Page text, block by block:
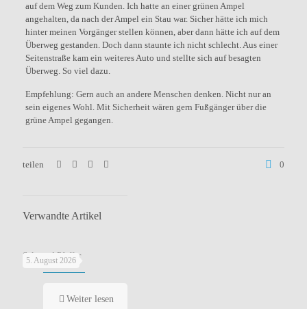
auf dem Weg zum Kunden. Ich hatte an einer grünen Ampel
angehalten, da nach der Ampel ein Stau war. Sicher hätte ich mich
hinter meinen Vorgänger stellen können, aber dann hätte ich auf dem
Überweg gestanden. Doch dann staunte ich nicht schlecht. Aus einer
Seitenstraße kam ein weiteres Auto und stellte sich auf besagten
Überweg. So viel dazu.
Empfehlung: Gern auch an andere Menschen denken. Nicht nur an
sein eigenes Wohl. Mit Sicherheit wären gern Fußgänger über die
grüne Ampel gegangen.
teilen 0
Verwandte Artikel
5. August 2026
Salz und Pfeffer
Weiter lesen